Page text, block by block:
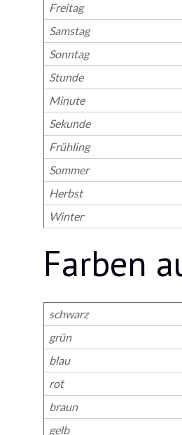
Freitag
Samstag
Sonntag
Stunde
Minute
Sekunde
Frühling
Sommer
Herbst
Winter
Farben
schwarz
grün
blau
rot
braun
gelb